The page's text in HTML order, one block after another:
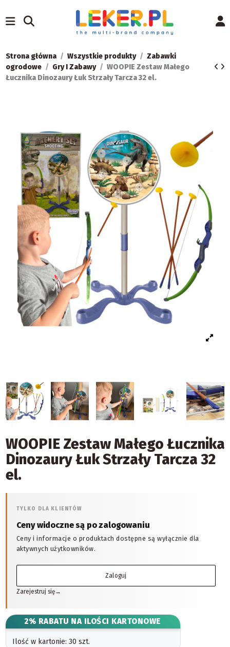
Strona główna Wszystkie produkty
Zabawki
ogrodowe
Gry I Zabawy
WOOPIE Zestaw Małego
Łucznika Dinozaury Łuk Strzały Tarcza 32 el.
WOOPIE Zestaw Małego Łucznika
Dinozaury Łuk Strzały Tarcza 32
el.
TYLKO DLA KLIENTÓW
Ceny widoczne są po zalogowaniu
Ceny i informacje o produktach dostępne są wyłącznie dla
aktywnych użytkowników.
Zaloguj
Zarejestruj się→
2% RABATU NA ILOŚCI KARTONOWE
Ilość w kartonie: 30 szt.